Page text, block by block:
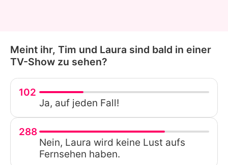
Meint ihr, Tim und Laura sind bald in einer
TV-Show zu sehen?
102
Ja, auf jeden Fall!
288
Nein, Laura wird keine Lust aufs
Fernsehen haben.